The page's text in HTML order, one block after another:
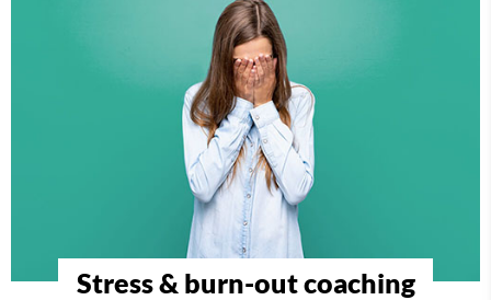
Stress & burn-out coaching